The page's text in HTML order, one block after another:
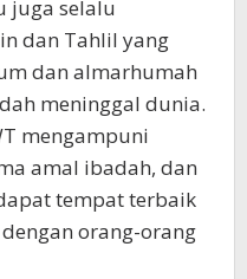
juga selalu
dan Tahlil yang
dan almarhumah
meninggal dunia.
mengampuni
amal ibadah, dan
tempat terbaik
orang-orang